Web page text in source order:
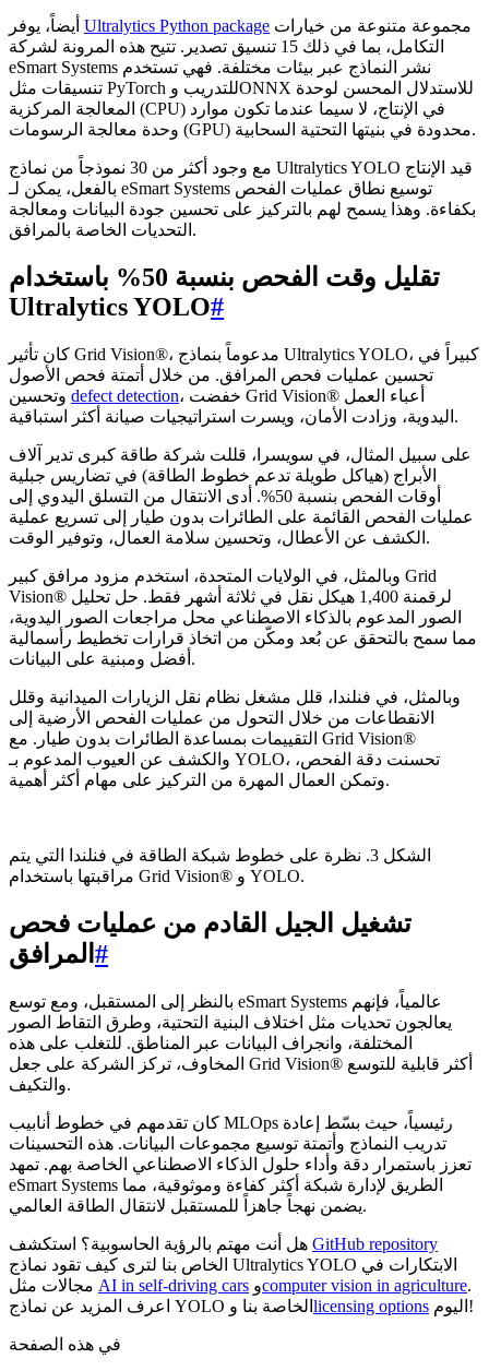
Ultralytics Python package
التكامل، بما في ذلك 15 تنسيق تصدير. تتيح هذه المرونة لشركة
eSmart Systems نشر النماذج عبر بيئات مختلفة. فهي تستخدم
تنسيقات مثل PyTorch للتدريب وONNX للاستدلال المحسن لوحدة
المعالجة المركزية (CPU) في الإنتاج، لا سيما عندما تكون موارد
وحدة معالجة الرسومات (GPU) محدودة في بنيتها التحتية السحابية.
مع وجود أكثر من 30 نموذجاً من نماذج Ultralytics YOLO قيد الإنتاج
بالفعل، يمكن لـ eSmart Systems توسيع نطاق عمليات الفحص
بكفاءة. وهذا يسمح لهم بالتركيز على تحسين جودة البيانات ومعالجة
التحديات الخاصة بالمرافق.
تقليل وقت الفحص بنسبة 50% باستخدام
Ultralytics YOLO#
كان تأثير Grid Vision®، مدعوماً بنماذج Ultralytics YOLO، كبيراً في
تحسين عمليات فحص المرافق. من خلال أتمتة فحص الأصول
defect detection، خفضت Grid Vision® أعباء العمل
اليدوية، وزادت الأمان، ويسرت استراتيجيات صيانة أكثر استباقية.
على سبيل المثال، في سويسرا، قللت شركة طاقة كبرى تدير آلاف
الأبراج (هياكل طويلة تدعم خطوط الطاقة) في تضاريس جبلية
أوقات الفحص بنسبة 50%. أدى الانتقال من التسلق اليدوي إلى
عمليات الفحص القائمة على الطائرات بدون طيار إلى تسريع عملية
الكشف عن الأعطال، وتحسين سلامة العمال، وتوفير الوقت.
وبالمثل، في الولايات المتحدة، استخدم مزود مرافق كبير Grid
Vision® لرقمنة 1,400 هيكل نقل في ثلاثة أشهر فقط. حل تحليل
الصور المدعوم بالذكاء الاصطناعي محل مراجعات الصور اليدوية،
مما سمح بالتحقق عن بُعد ومكّن من اتخاذ قرارات تخطيط رأسمالية
أفضل ومبنية على البيانات.
وبالمثل، في فنلندا، قلل مشغل نظام نقل الزيارات الميدانية وقلل
الانقطاعات من خلال التحول من عمليات الفحص الأرضية إلى
التقييمات بمساعدة الطائرات بدون طيار. مع Grid Vision®
والكشف عن العيوب المدعوم بـ YOLO، تحسنت دقة الفحص،
وتمكن العمال المهرة من التركيز على مهام أكثر أهمية.
الشكل 3. نظرة على خطوط شبكة الطاقة في فنلندا التي يتم
مراقبتها باستخدام Grid Vision® و YOLO.
تشغيل الجيل القادم من عمليات فحص
المرافق #
بالنظر إلى المستقبل، ومع توسع eSmart Systems عالمياً، فإنهم
يعالجون تحديات مثل اختلاف البنية التحتية، وطرق التقاط الصور
المختلفة، وانجراف البيانات عبر المناطق. للتغلب على هذه
المخاوف، تركز الشركة على جعل Grid Vision® أكثر قابلية للتوسع
والتكيف.
كان تقدمهم في خطوط أنابيب MLOps رئيسياً، حيث بسّط إعادة
تدريب النماذج وأتمتة توسيع مجموعات البيانات. هذه التحسينات
تعزز باستمرار دقة وأداء حلول الذكاء الاصطناعي الخاصة بهم. تمهد
eSmart Systems الطريق لإدارة شبكة أكثر كفاءة وموثوقية، مما
يضمن نهجاً جاهزاً للمستقبل لانتقال الطاقة العالمي.
GitHub repository
الخاص بنا لترى كيف تقود نماذج Ultralytics YOLO الابتكارات في
AI in self-driving cars وcomputer vision in agriculture.
اعرف المزيد عن نماذج YOLO الخاصة بنا و licensing options اليوم!
في هذه الصفحة